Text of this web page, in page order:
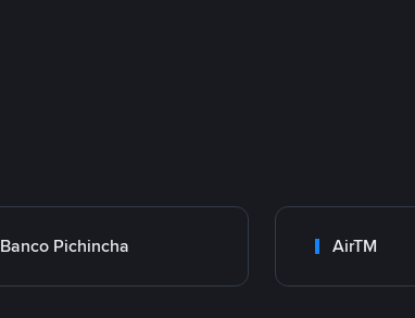
Banco Pichincha AirTM